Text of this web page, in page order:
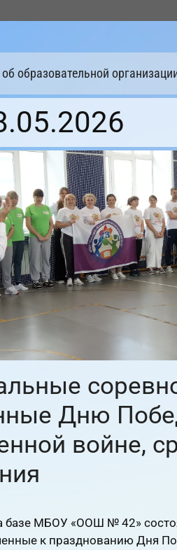
образовательной
Дню
войне,
базе МБОУ «ООШ № 42»
к празднованию Дня